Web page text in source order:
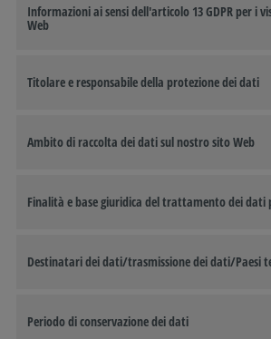
Informazioni ai sensi dell'articolo 13 GDPR per i
Web
Titolare e responsabile della protezione dei dati
Ambito di raccolta dei dati sul nostro sito Web
Finalità e base giuridica del trattamento dei dati
Destinatari dei dati/trasmissione dei dati/Paesi
Periodo di conservazione dei dati